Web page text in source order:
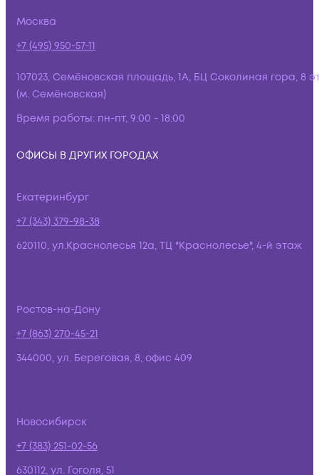
Москва
+7 (495) 950-57-11
107023, Семёновская площадь, 1А, БЦ Соколиная гора, 8
(м. Семёновская)
Время работы: пн-пт, 9:00 - 18:00
ОФИСЫ В ДРУГИХ ГОРОДАХ
Екатеринбург
+7 (343) 379-98-38
620110, ул.Краснолесья 12а, ТЦ "Краснолесье", 4-й этаж
Ростов-на-Дону
+7 (863) 270-45-21
344000, ул. Береговая, 8, офис 409
Новосибирск
+7 (383) 251-02-56
630112, ул. Гоголя, 51